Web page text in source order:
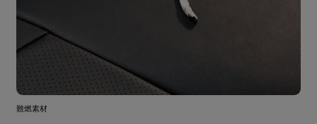
難燃素材